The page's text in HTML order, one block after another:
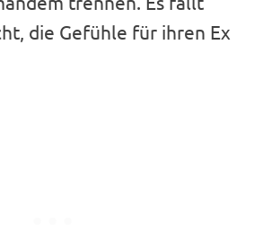
die Gefühle für ihren Ex